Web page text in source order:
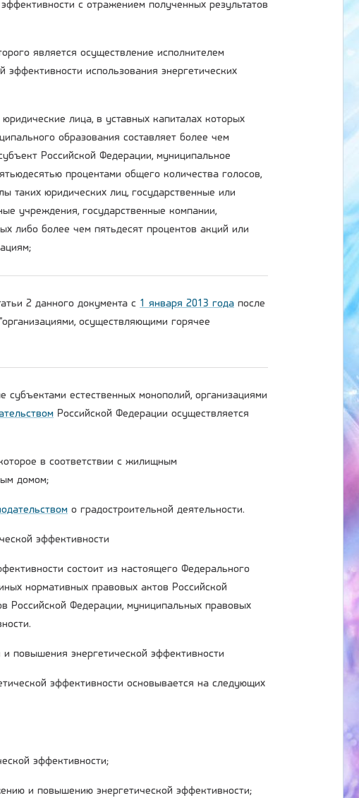
с отражением полученных результатов
является осуществление исполнителем
использования энергетических
лица, в уставных капиталах которых
образования составляет более чем
Российской Федерации, муниципальное
процентами общего количества голосов,
таких юридических лиц, государственные или
учреждения, государственные компании,
либо более чем пятьдесят процентов акций или
2 данного документа с 1 января 2013 года после
осуществляющими горячее
естественных монополий, организациями
Российской Федерации осуществляется
в соответствии с жилищным
домом;
о градостроительной деятельности.
эффективности
состоит из настоящего Федерального
нормативных правовых актов Российской
Российской Федерации, муниципальных правовых
повышения энергетической эффективности
эффективности основывается на следующих
эффективности;
и повышению энергетической эффективности;